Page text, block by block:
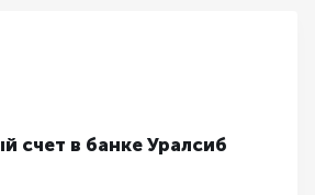
счет в банке Уралсиб